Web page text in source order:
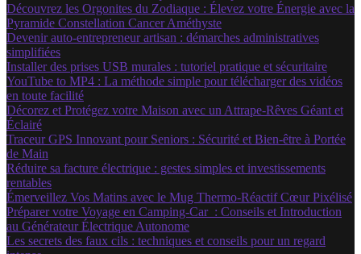
Découvrez les Orgonites du Zodiaque : Élevez votre Énergie avec la
Pyramide Constellation Cancer Améthyste
Devenir auto-entrepreneur artisan : démarches administratives
simplifiées
Installer des prises USB murales : tutoriel pratique et sécuritaire
YouTube to MP4 : La méthode simple pour télécharger des vidéos
en toute facilité
Décorez et Protégez votre Maison avec un Attrape-Rêves Géant et
Éclairé
Traceur GPS Innovant pour Seniors : Sécurité et Bien-être à Portée
de Main
Réduire sa facture électrique : gestes simples et investissements
rentables
Émerveillez Vos Matins avec le Mug Thermo-Réactif Cœur Pixélisé
Préparer votre Voyage en Camping-Car : Conseils et Introduction
au Générateur Électrique Autonome
Les secrets des faux cils : techniques et conseils pour un regard